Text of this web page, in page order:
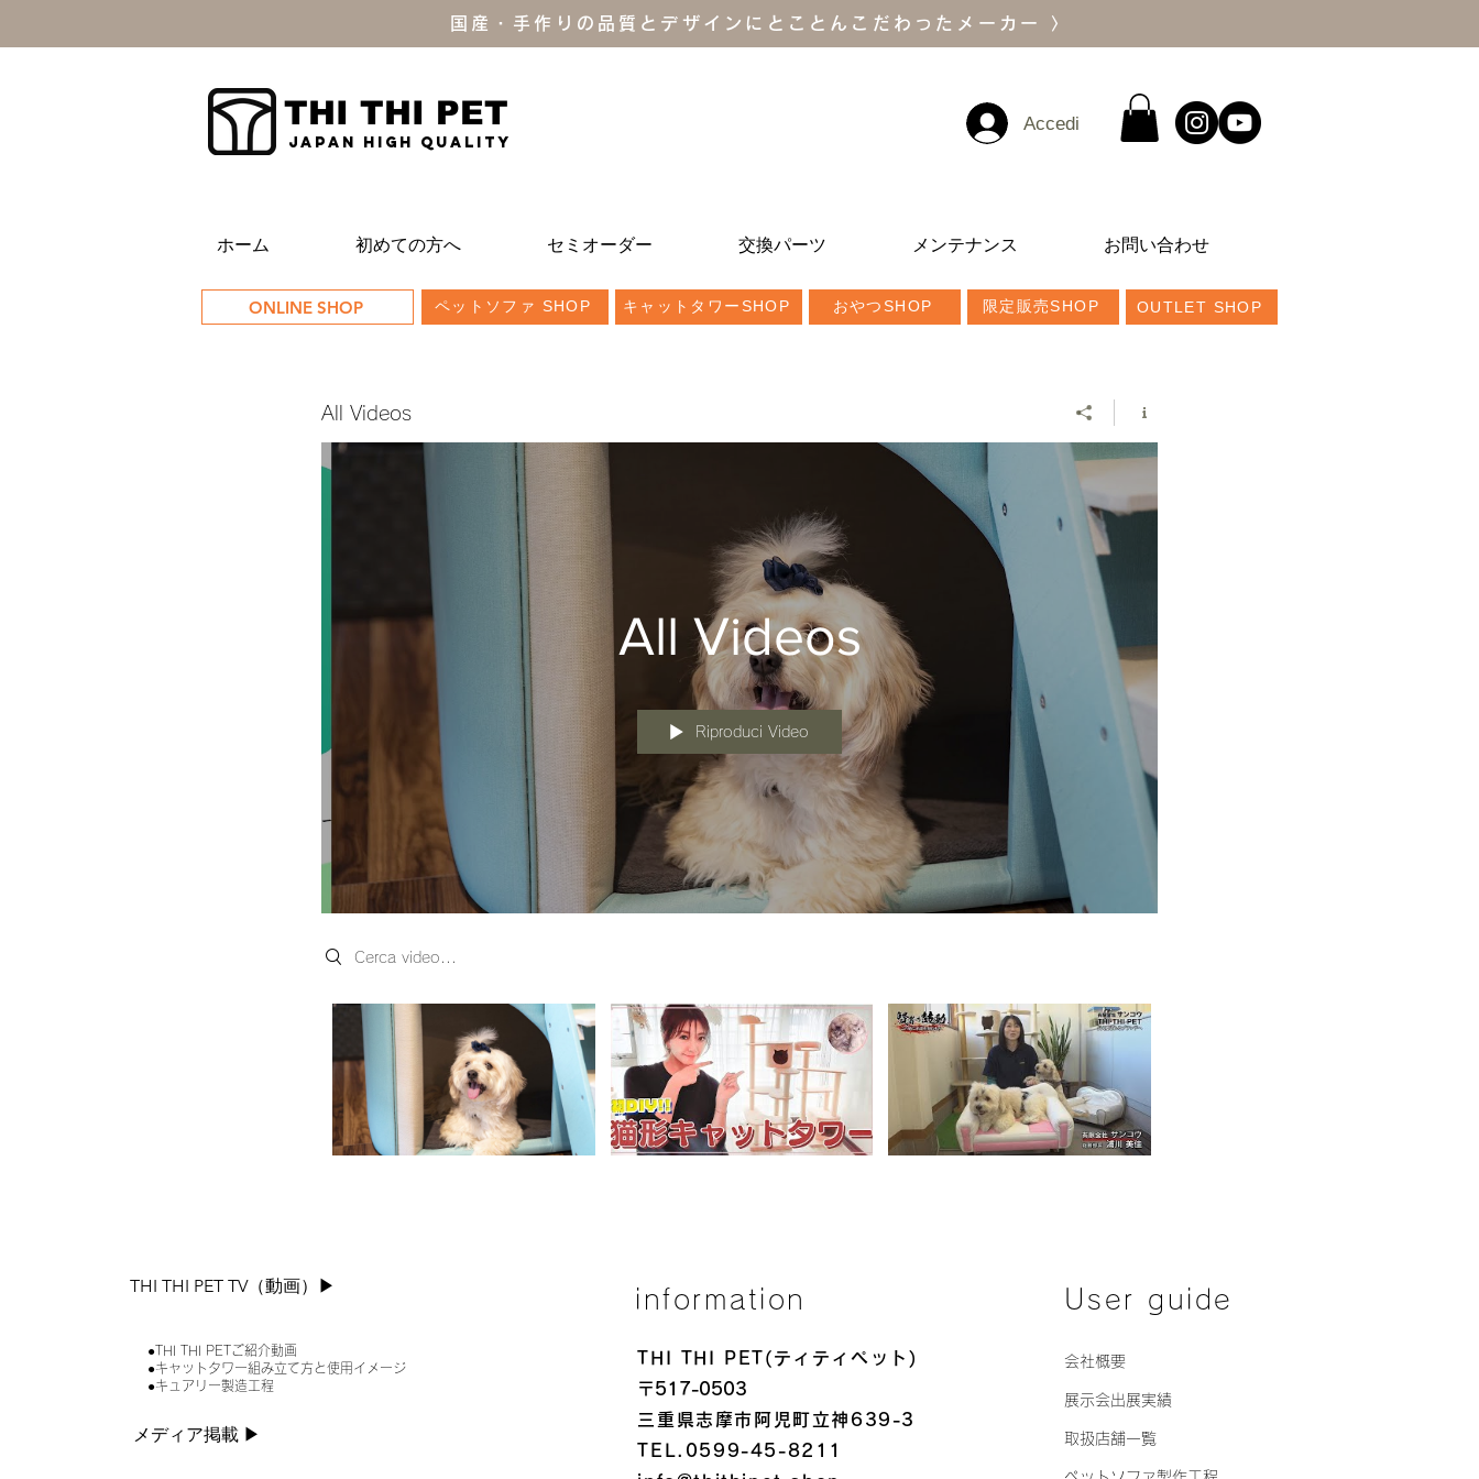
国産・手作りの品質とデザインにとことんこだわったメーカー 〉
THI THI PET
JAPAN high quality
Accedi
ホーム 初めての方へ セミオーダー 交換パーツ メンテナンス お問い合わせ
ONLINE SHOP ペットソファ SHOP キャットタワーSHOP おやつSHOP 限定販売SHOP OUTLET SHOP
All Videos
All Videos
Riproduci Video
Search videos
THI THI PET TV（動画）▶︎
●THI THI PETご紹介動画
●キャットタワー組み立て方と使用イメージ
●キュアリー製造工程
メディア掲載 ▶︎
information
THI THI PET(ティティペット)
〒517-0503
三重県志摩市阿児町立神639-3
TEL.0599-45-8211
User guide
会社概要
展示会出展実績
取扱店舗一覧